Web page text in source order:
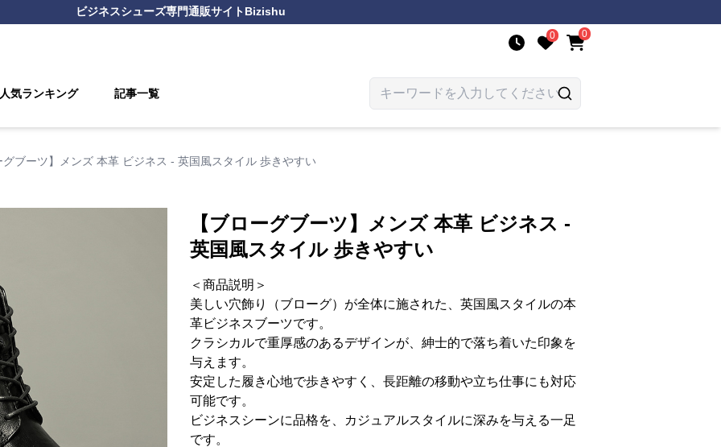
ビジネスシューズ専門通販サイトBizishu
0 0
人気ランキング 記事一覧
グブーツ】メンズ 本革 ビジネス - 英国風スタイル 歩きやすい
【ブローグブーツ】メンズ 本革 ビジネス -
英国風スタイル 歩きやすい
＜商品説明＞
美しい穴飾り（ブローグ）が全体に施された、英国風スタイルの本
革ビジネスブーツです。
クラシカルで重厚感のあるデザインが、紳士的で落ち着いた印象を
与えます。
安定した履き心地で歩きやすく、長距離の移動や立ち仕事にも対応
可能です。
ビジネスシーンに品格を、カジュアルスタイルに深みを与える一足
です。